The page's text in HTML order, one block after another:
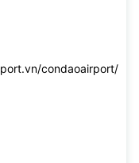
condaoairport/